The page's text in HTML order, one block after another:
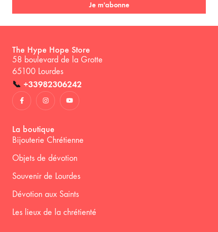
Je m'abonne
The Hype Hope Store
58 boulevard de la Grotte
65100 Lourdes
📞 +33982306242
La boutique
Bijouterie Chrétienne
Objets de dévotion
Souvenir de Lourdes
Dévotion aux Saints
Les lieux de la chrétienté